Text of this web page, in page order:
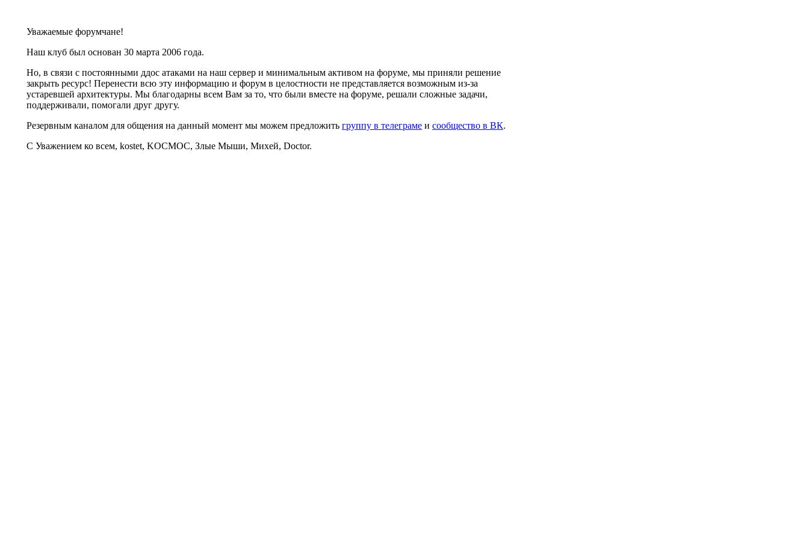
Уважаемые форумчане!
Наш клуб был основан 30 марта 2006 года.
Но, в связи с постоянными ддос атаками на наш сервер и минимальным активом на форуме, мы приняли решение
закрыть ресурс! Перенести всю эту информацию и форум в целостности не представляется возможным из-за
устаревшей архитектуры. Мы благодарны всем Вам за то, что были вместе на форуме, решали сложные задачи,
поддерживали, помогали друг другу.
Резервным каналом для общения на данный момент мы можем предложить группу в телеграме и сообщество в ВК.
С Уважением ко всем, kostet, KOCMOC, Злые Мыши, Михей, Doctor.